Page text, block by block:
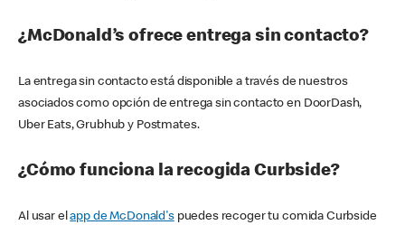
¿McDonald’s ofrece entrega sin contacto?
La entrega sin contacto está disponible a través de nuestros
asociados como opción de entrega sin contacto en DoorDash,
Uber Eats, Grubhub y Postmates.
¿Cómo funciona la recogida Curbside?
Al usar elapp de McDonald'spuedes recoger tu comida Curbside